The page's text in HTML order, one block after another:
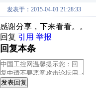
发表于：2015-04-01 21:28:33
感谢分享，下来看看。。
回复 引用 举报
回复本条
发表回复